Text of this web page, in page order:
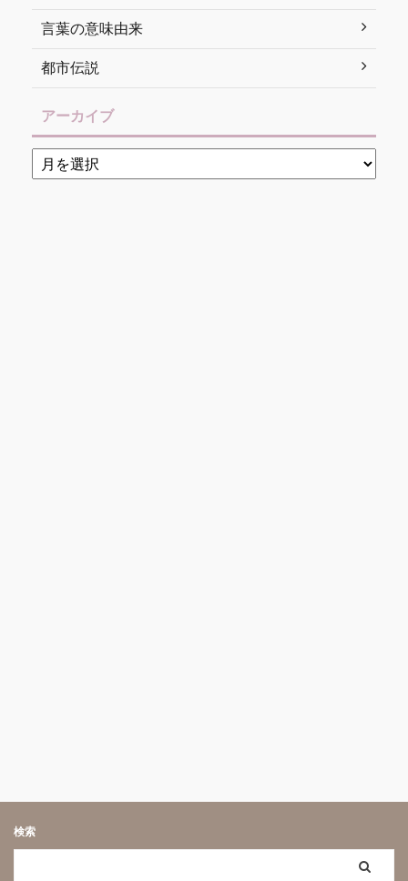
言葉の意味由来
都市伝説
アーカイブ
検索